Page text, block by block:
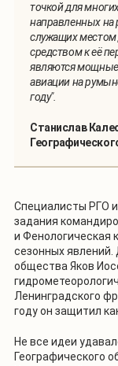
точкой для
направленных на
служащих местом
средством к её
являются
авиации на
году".
Станислав
Специалисты РГО
задания
и Фенологическая
сезонных явлений.
общества Яков
Ленинградского
году он защитил
Не все идеи
Географического